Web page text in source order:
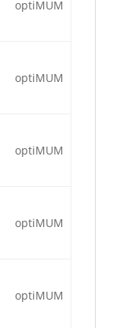
optiMUM
optiMUM
optiMUM
optiMUM
optiMUM